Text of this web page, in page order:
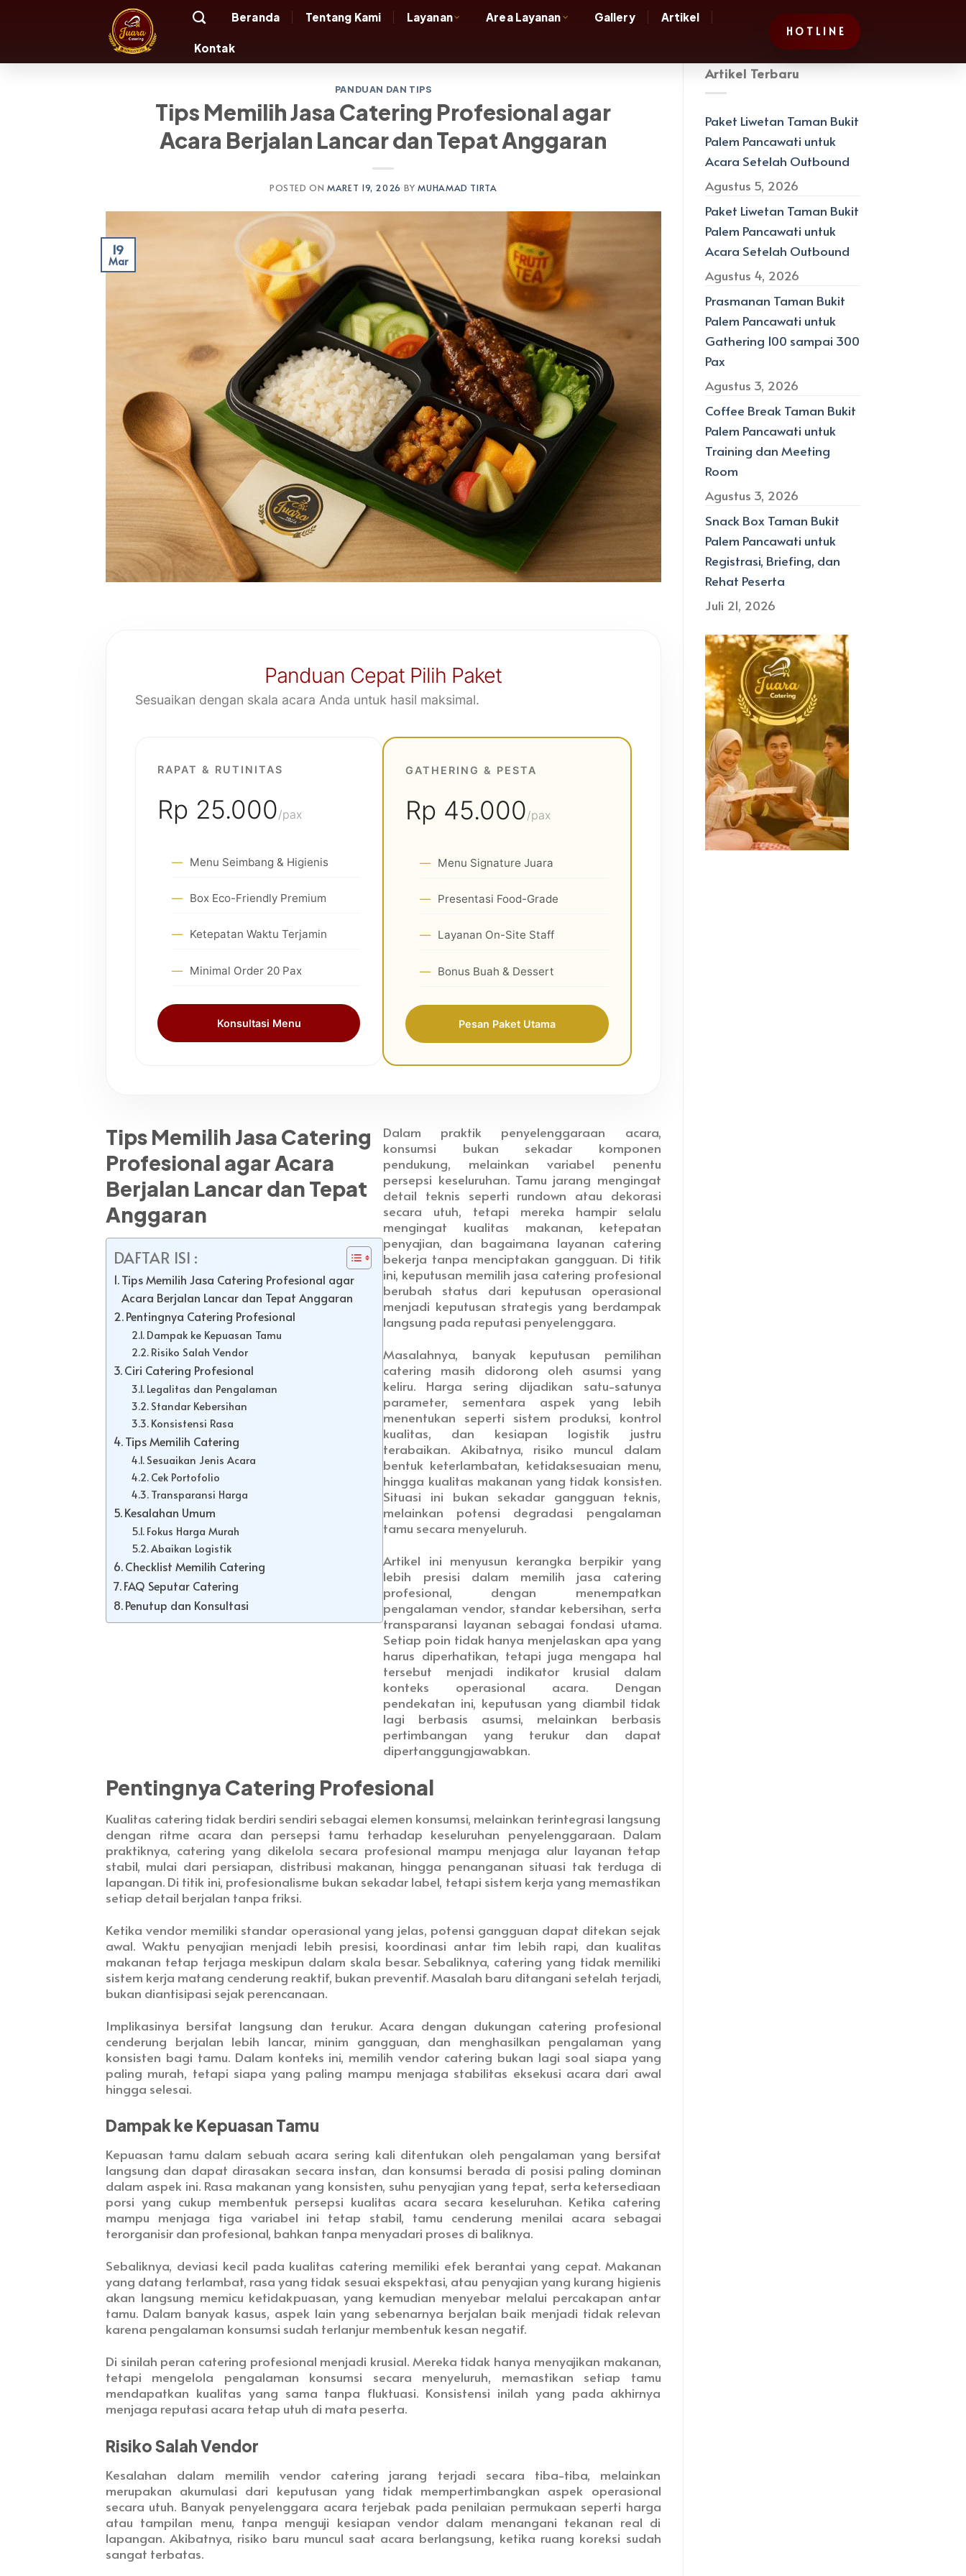
Beranda Tentang Kami Layanan Area Layanan Gallery Artikel
Kontak
H O T L I N E
PANDUAN DAN TIPS
Tips Memilih Jasa Catering Profesional agar
Acara Berjalan Lancar dan Tepat Anggaran
POSTED ONMARET 19, 2026 BYMUHAMAD TIRTA
19
Mar
Panduan Cepat Pilih Paket
Sesuaikan dengan skala acara Anda untuk hasil maksimal.
RAPAT & RUTINITAS
Rp 25.000/pax
Menu Seimbang & Higienis
Box Eco-Friendly Premium
Ketepatan Waktu Terjamin
Minimal Order 20 Pax
Konsultasi Menu
GATHERING & PESTA
Rp 45.000/pax
Menu Signature Juara
Presentasi Food-Grade
Layanan On-Site Staff
Bonus Buah & Dessert
Pesan Paket Utama
Tips Memilih Jasa Catering
Profesional agar Acara
Berjalan Lancar dan Tepat
Anggaran
DAFTAR ISI :
Tips Memilih Jasa Catering Profesional agar
Acara Berjalan Lancar dan Tepat Anggaran
Pentingnya Catering Profesional
Dampak ke Kepuasan Tamu
Risiko Salah Vendor
Ciri Catering Profesional
Legalitas dan Pengalaman
Standar Kebersihan
Konsistensi Rasa
Tips Memilih Catering
Sesuaikan Jenis Acara
Cek Portofolio
Transparansi Harga
Kesalahan Umum
Fokus Harga Murah
Abaikan Logistik
Checklist Memilih Catering
FAQ Seputar Catering
Penutup dan Konsultasi
Dalam praktik penyelenggaraan acara,
konsumsi bukan sekadar komponen
pendukung, melainkan variabel penentu
persepsi keseluruhan. Tamu jarang mengingat
detail teknis seperti rundown atau dekorasi
secara utuh, tetapi mereka hampir selalu
mengingat kualitas makanan, ketepatan
penyajian, dan bagaimana layanan catering
bekerja tanpa menciptakan gangguan. Di titik
ini, keputusan memilih jasa catering profesional
berubah status dari keputusan operasional
menjadi keputusan strategis yang berdampak
langsung pada reputasi penyelenggara.
Masalahnya, banyak keputusan pemilihan
catering masih didorong oleh asumsi yang
keliru. Harga sering dijadikan satu-satunya
parameter, sementara aspek yang lebih
menentukan seperti sistem produksi, kontrol
kualitas, dan kesiapan logistik justru
terabaikan. Akibatnya, risiko muncul dalam
bentuk keterlambatan, ketidaksesuaian menu,
hingga kualitas makanan yang tidak konsisten.
Situasi ini bukan sekadar gangguan teknis,
melainkan potensi degradasi pengalaman
tamu secara menyeluruh.
Artikel ini menyusun kerangka berpikir yang
lebih presisi dalam memilih jasa catering
profesional, dengan menempatkan
pengalaman vendor, standar kebersihan, serta
transparansi layanan sebagai fondasi utama.
Setiap poin tidak hanya menjelaskan apa yang
harus diperhatikan, tetapi juga mengapa hal
tersebut menjadi indikator krusial dalam
konteks operasional acara. Dengan
pendekatan ini, keputusan yang diambil tidak
lagi berbasis asumsi, melainkan berbasis
pertimbangan yang terukur dan dapat
dipertanggungjawabkan.
Pentingnya Catering Profesional
Kualitas catering tidak berdiri sendiri sebagai elemen konsumsi, melainkan terintegrasi langsung
dengan ritme acara dan persepsi tamu terhadap keseluruhan penyelenggaraan. Dalam
praktiknya, catering yang dikelola secara profesional mampu menjaga alur layanan tetap
stabil, mulai dari persiapan, distribusi makanan, hingga penanganan situasi tak terduga di
lapangan. Di titik ini, profesionalisme bukan sekadar label, tetapi sistem kerja yang memastikan
setiap detail berjalan tanpa friksi.
Ketika vendor memiliki standar operasional yang jelas, potensi gangguan dapat ditekan sejak
awal. Waktu penyajian menjadi lebih presisi, koordinasi antar tim lebih rapi, dan kualitas
makanan tetap terjaga meskipun dalam skala besar. Sebaliknya, catering yang tidak memiliki
sistem kerja matang cenderung reaktif, bukan preventif. Masalah baru ditangani setelah terjadi,
bukan diantisipasi sejak perencanaan.
Implikasinya bersifat langsung dan terukur. Acara dengan dukungan catering profesional
cenderung berjalan lebih lancar, minim gangguan, dan menghasilkan pengalaman yang
konsisten bagi tamu. Dalam konteks ini, memilih vendor catering bukan lagi soal siapa yang
paling murah, tetapi siapa yang paling mampu menjaga stabilitas eksekusi acara dari awal
hingga selesai.
Dampak ke Kepuasan Tamu
Kepuasan tamu dalam sebuah acara sering kali ditentukan oleh pengalaman yang bersifat
langsung dan dapat dirasakan secara instan, dan konsumsi berada di posisi paling dominan
dalam aspek ini. Rasa makanan yang konsisten, suhu penyajian yang tepat, serta ketersediaan
porsi yang cukup membentuk persepsi kualitas acara secara keseluruhan. Ketika catering
mampu menjaga tiga variabel ini tetap stabil, tamu cenderung menilai acara sebagai
terorganisir dan profesional, bahkan tanpa menyadari proses di baliknya.
Sebaliknya, deviasi kecil pada kualitas catering memiliki efek berantai yang cepat. Makanan
yang datang terlambat, rasa yang tidak sesuai ekspektasi, atau penyajian yang kurang higienis
akan langsung memicu ketidakpuasan, yang kemudian menyebar melalui percakapan antar
tamu. Dalam banyak kasus, aspek lain yang sebenarnya berjalan baik menjadi tidak relevan
karena pengalaman konsumsi sudah terlanjur membentuk kesan negatif.
Di sinilah peran catering profesional menjadi krusial. Mereka tidak hanya menyajikan makanan,
tetapi mengelola pengalaman konsumsi secara menyeluruh, memastikan setiap tamu
mendapatkan kualitas yang sama tanpa fluktuasi. Konsistensi inilah yang pada akhirnya
menjaga reputasi acara tetap utuh di mata peserta.
Risiko Salah Vendor
Kesalahan dalam memilih vendor catering jarang terjadi secara tiba-tiba, melainkan
merupakan akumulasi dari keputusan yang tidak mempertimbangkan aspek operasional
secara utuh. Banyak penyelenggara acara terjebak pada penilaian permukaan seperti harga
atau tampilan menu, tanpa menguji kesiapan vendor dalam menangani tekanan real di
lapangan. Akibatnya, risiko baru muncul saat acara berlangsung, ketika ruang koreksi sudah
sangat terbatas.
Artikel Terbaru
Paket Liwetan Taman Bukit
Palem Pancawati untuk
Acara Setelah Outbound
Agustus 5, 2026
Paket Liwetan Taman Bukit
Palem Pancawati untuk
Acara Setelah Outbound
Agustus 4, 2026
Prasmanan Taman Bukit
Palem Pancawati untuk
Gathering 100 sampai 300
Pax
Agustus 3, 2026
Coffee Break Taman Bukit
Palem Pancawati untuk
Training dan Meeting
Room
Agustus 3, 2026
Snack Box Taman Bukit
Palem Pancawati untuk
Registrasi, Briefing, dan
Rehat Peserta
Juli 21, 2026